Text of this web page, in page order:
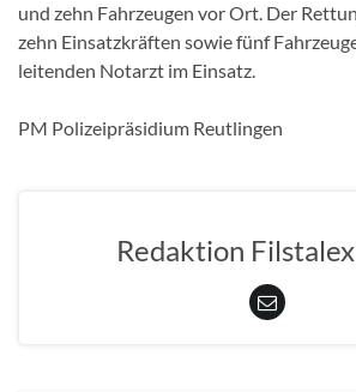
und zehn Fahrzeugen vor Ort. Der
zehn Einsatzkräften sowie fünf
leitenden Notarzt im Einsatz.
PM Polizeipräsidium Reutlingen
Redaktion